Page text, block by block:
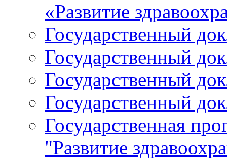
«Развитие
Государственный
Государственный
Государственный
Государственный
Государственная
"Развитие